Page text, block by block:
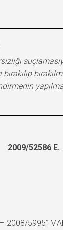
bırakılıp
52586 E.
2008/